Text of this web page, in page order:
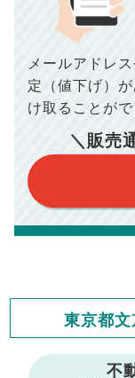
年間の支
総支払額
このシミュレー
このシミュレータ
このシミュレー
このシミュレータ
ありません。
このシミュレータ
ますが、お借り
修繕費
※購入価格より
場合がござい
※シミュレーター
保証するもので
※上記売却費用に
宅ローンの一括
で予めご了承く
※仲介手数料は宅
おります。（
メールアドレス
定（値下げ）
け取ることがで
＼販売
東京都
不